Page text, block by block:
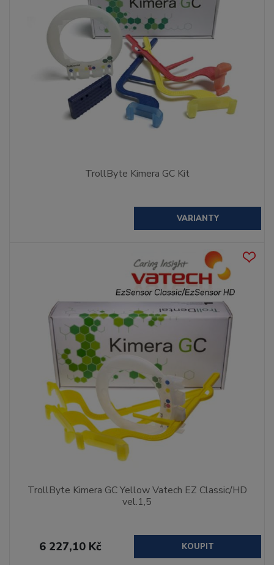
TrollByte Kimera GC Kit
VARIANTY
TrollByte Kimera GC Yellow Vatech EZ Classic/HD
vel.1,5
6 227,10 Kč KOUPIT